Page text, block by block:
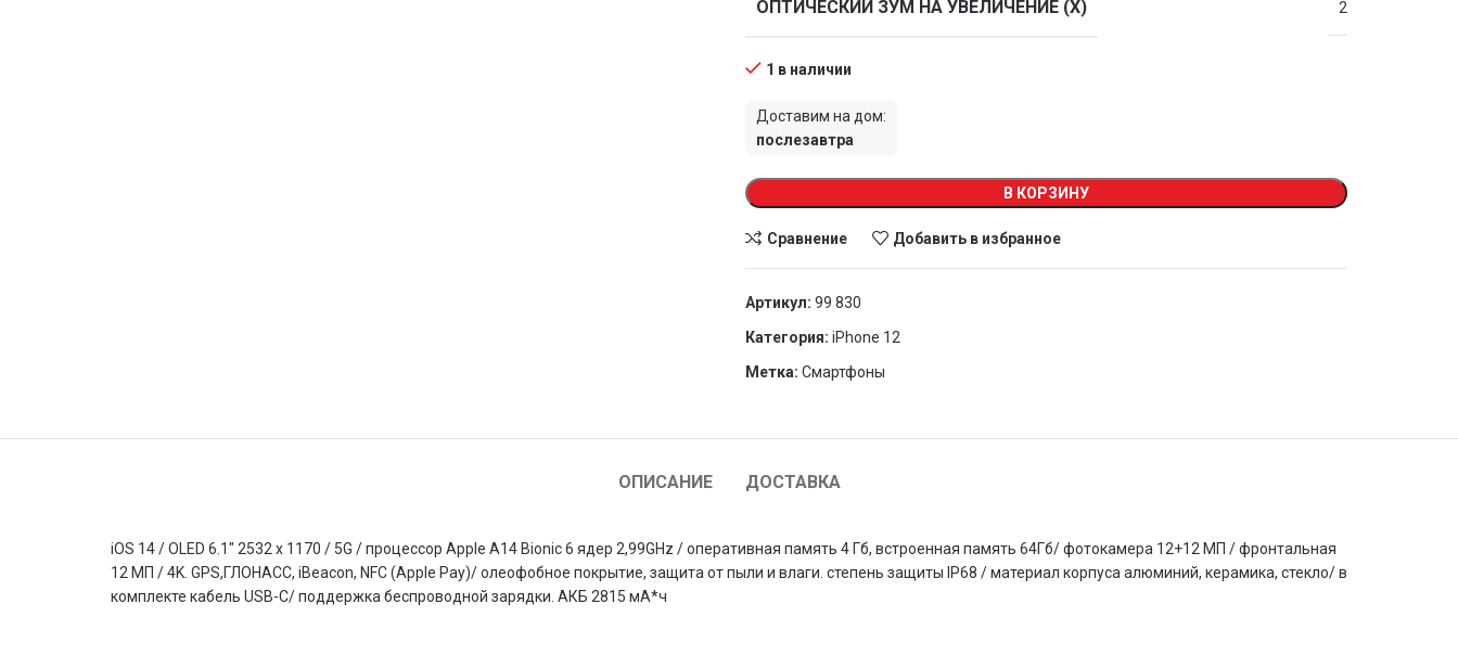
ОПТИЧЕСКИЙ ЗУМ НА УВЕЛИЧЕНИЕ (X) 2
1 в наличии
Доставим на дом:
послезавтра
В КОРЗИНУ
Сравнение Добавить в избранное
Артикул: 99 830
Категория: iPhone 12
Метка: Смартфоны
ОПИСАНИЕ ДОСТАВКА
iOS 14 / OLED 6.1″ 2532 x 1170 / 5G / процессор Apple A14 Bionic 6 ядер 2,99GHz / оперативная память 4 Гб, встроенная память 64Гб/ фотокамера 12+12 МП / фронтальная
12 МП / 4K. GPS,ГЛОНАСС, iBeacon, NFC (Apple Pay)/ олеофобное покрытие, защита от пыли и влаги. степень защиты IP68 / материал корпуса алюминий, керамика, cтекло/ в
комплекте кабель USB-C/ поддержка беспроводной зарядки. АКБ 2815 мА*ч